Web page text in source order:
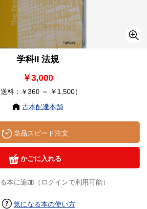
学科II 法規
￥3,000
送料：￥360 ～ ￥1,500）
古本配達本舗
単品スピード注文
かごに入れる
本に追加（ログインで利用可能）
気になる本の使い方